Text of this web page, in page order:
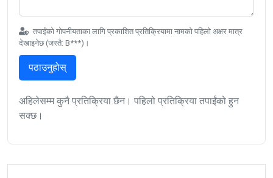
तपाईंको गोपनीयताका लागि प्रकाशित प्रतिक्रियामा नामको पहिलो अक्षर मात्र
देखाइनेछ (जस्तै: B***)।
पठाउनुहोस्
अहिलेसम्म कुनै प्रतिक्रिया छैन। पहिलो प्रतिक्रिया तपाईंको हुन
सक्छ।